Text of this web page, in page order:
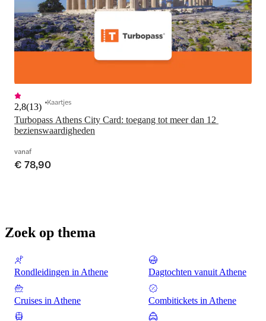
Turbopass Athens City Card: toegang tot meer dan 12
bezienswaardigheden
2,8(13) Kaartjes
vanaf
€ 78,90
Zoek op thema
Rondleidingen in Athene Dagtochten vanuit Athene
Cruises in Athene Combitickets in Athene